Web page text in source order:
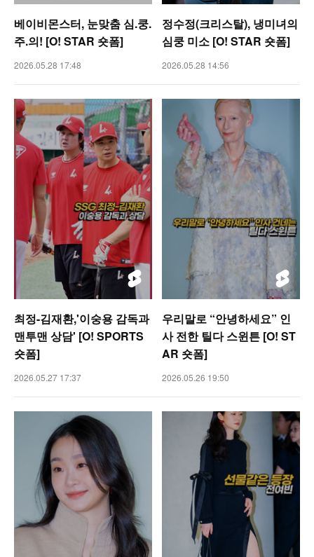
베이비몬스터, 눈맞춤 심.쿵.
주.의! [O! STAR 숏폼]
2026.05.28 17:48
정수정(크리스탈), 냉미녀의
심쿵 미소 [O! STAR 숏폼]
2026.05.28 14:56
최정-김재환,'이숭용 감독과
맨투맨 상담' [O! SPORTS
숏폼]
2026.05.27 17:37
우리말로 “안녕하세요” 인
사 전한 틸다 스윈튼 [O! ST
AR 숏폼]
2026.05.26 19:50